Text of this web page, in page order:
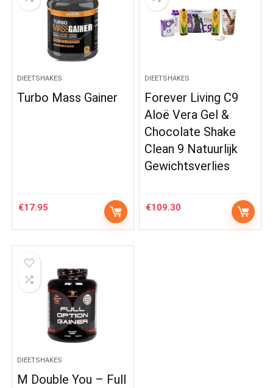
DIEETSHAKES
Turbo Mass Gainer
€17.95
DIEETSHAKES
Forever Living C9
Aloë Vera Gel &
Chocolate Shake
Clean 9 Natuurlijk
Gewichtsverlies
€109.30
DIEETSHAKES
M Double You – Full